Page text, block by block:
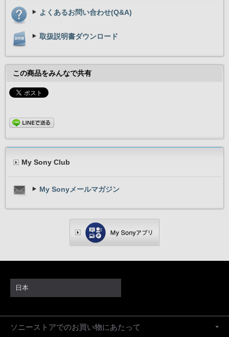
よくあるお問い合わせ(Q&A)
取扱説明書ダウンロード
この商品をみんなで共有
My Sony Club
My Sonyメールマガジン
日本
ソニーストアでのお買い物にあたって